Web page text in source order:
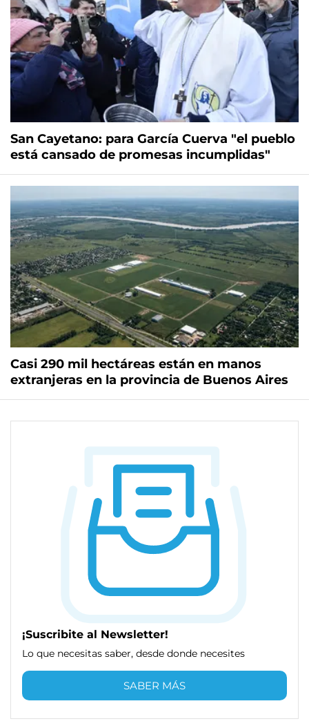
San Cayetano: para García Cuerva "el pueblo
está cansado de promesas incumplidas"
Casi 290 mil hectáreas están en manos
extranjeras en la provincia de Buenos Aires
¡Suscribite al Newsletter!
Lo que necesitas saber, desde donde necesites
SABER MÁS